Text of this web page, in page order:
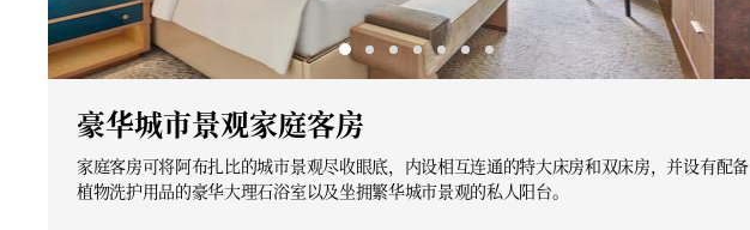
豪华城市景观家庭客房
家庭客房可将阿布扎比的城市景观尽收眼底，内设相互连通的特大床房和双床房，并设有配备
植物洗护用品的豪华大理石浴室以及坐拥繁华城市景观的私人阳台。